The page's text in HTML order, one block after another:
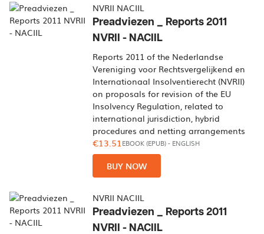
NVRII NACIIL
Preadviezen _ Reports 2011
NVRII - NACIIL
Reports 2011 of the Nederlandse
Vereniging voor Rechtsvergelijkend en
Internationaal Insolventierecht (NVRII)
on proposals for revision of the EU
Insolvency Regulation, related to
international jurisdiction, hybrid
procedures and netting arrangements
€13.51EBOOK (EPUB)- ENGLISH
BUY NOW
NVRII NACIIL
Preadviezen _ Reports 2011
NVRII - NACIIL